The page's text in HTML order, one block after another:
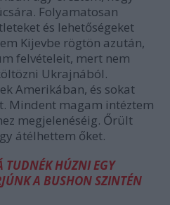
Folyamatosan
és lehetőségeket
Kijevbe rögtön azután,
felvételeit, mert nem
Ukrajnából.
Amerikában, és sokat
Mindent magam intéztem
megjelenéséig. Őrült
átélhettem őket.
TUDNÉK HÚZNI EGY
A BUSHON SZINTÉN